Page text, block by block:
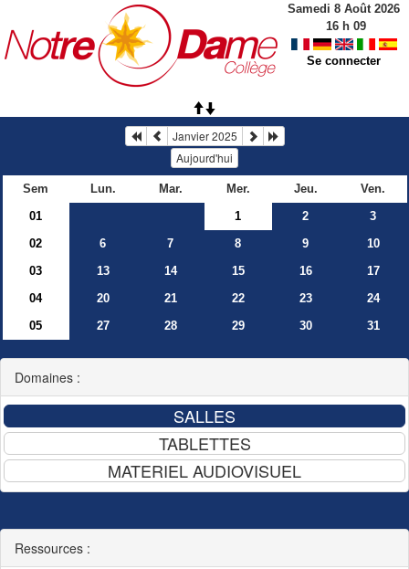
Samedi 8 Août 2026
16h 09
Se connecter
Janvier 2025
Aujourd'hui
Sem Lun. Mar. Mer. Jeu.
Ven.
01
1 2
3
02
6 7 8 9
10
03
13 14 15 16
17
04
20 21 22 23
24
05
27 28 29 30 31
Domaines :
Ressources :